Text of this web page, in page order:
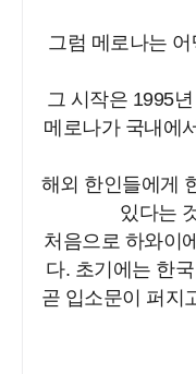
그럼 메로나는
그 시작은 1995
메로나가 국내에
해외 한인들에게
있다는
처음으로 하와이
다. 초기에는 한
곧 입소문이 퍼지